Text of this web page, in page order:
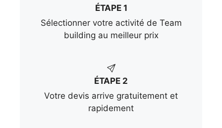
ÉTAPE 1
Sélectionner votre activité de Team
building au meilleur prix
ÉTAPE 2
Votre devis arrive gratuitement et
rapidement